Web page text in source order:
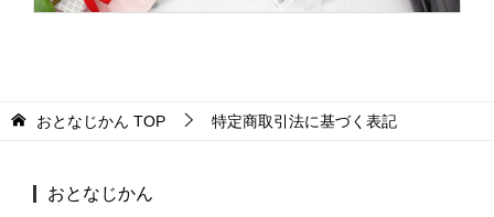
おとなじかん TOP 特定商取引法に基づく表記
おとなじかん